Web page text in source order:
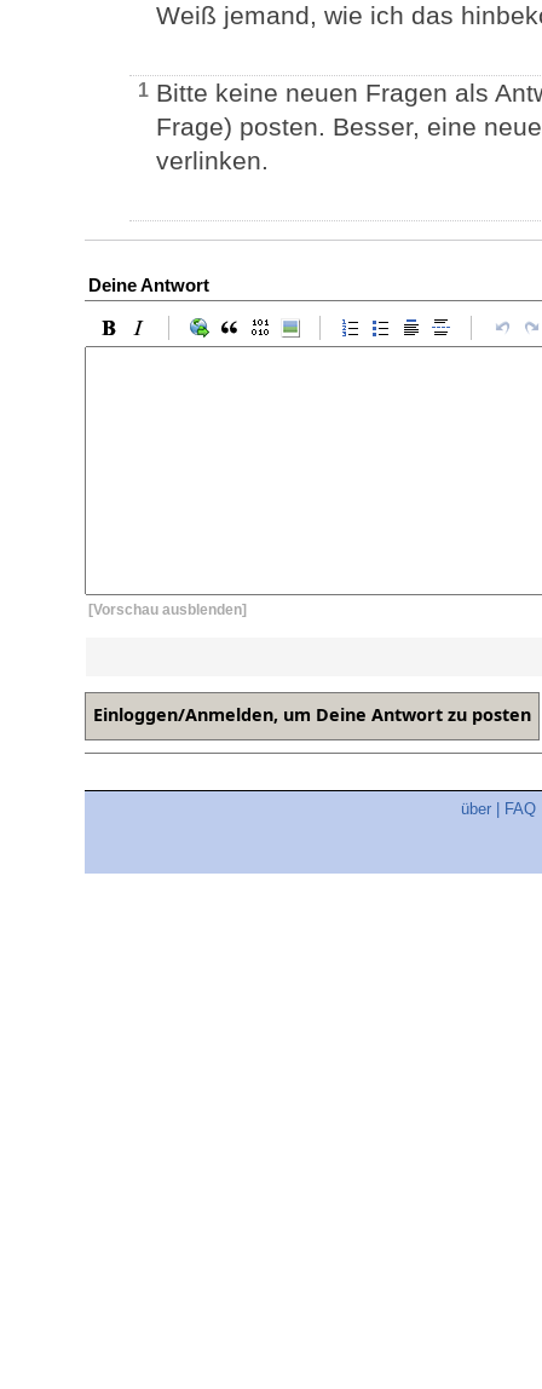
Weiß jemand, wie ich das
1 Bitte keine neuen Fragen als
Frage) posten. Besser, eine
verlinken.
Deine Antwort
[Vorschau ausblenden]
über FAQ